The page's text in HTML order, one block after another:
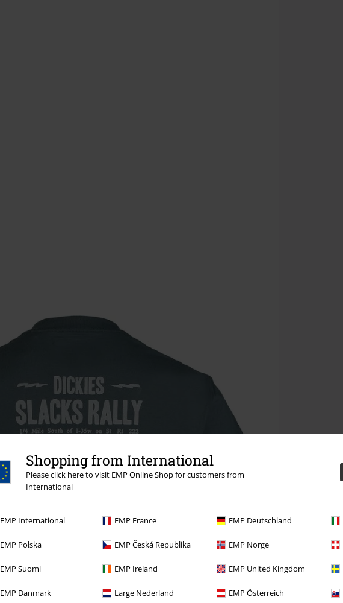
Shopping from International
Please click here to visit EMP Online Shop for customers from
International
EMP International EMP France EMP Deutschland
EMP Polska EMP Česká Republika EMP Norge
EMP Suomi EMP Ireland EMP United Kingdom
EMP Danmark Large Nederland EMP Österreich